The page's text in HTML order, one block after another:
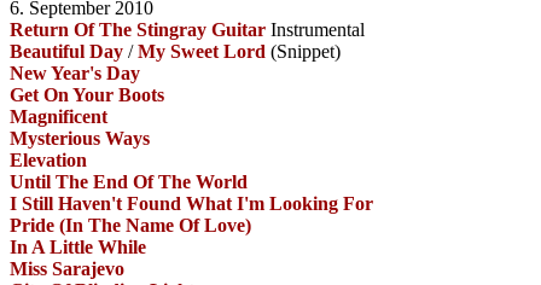
6. September 2010
Return Of The Stingray Guitar Instrumental
Beautiful Day /My Sweet Lord (Snippet)
New Year's Day
Get On Your Boots
Magnificent
Mysterious Ways
Elevation
Until The End Of The World
I Still Haven't Found What I'm Looking For
Pride (In The Name Of Love)
In A Little While
Miss Sarajevo